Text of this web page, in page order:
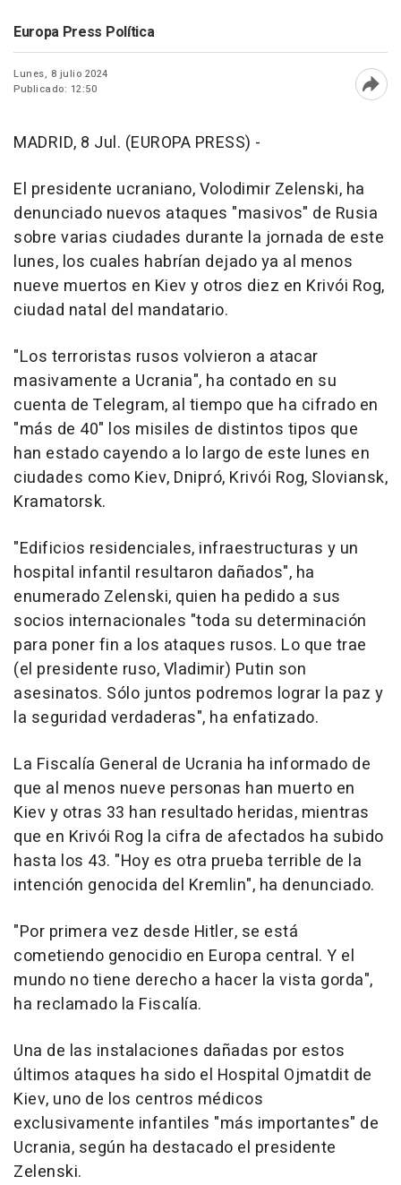
Europa Press Política
Lunes, 8 julio 2024
Publicado: 12:50
MADRID, 8 Jul. (EUROPA PRESS) -
El presidente ucraniano, Volodimir Zelenski, ha
denunciado nuevos ataques "masivos" de Rusia
sobre varias ciudades durante la jornada de este
lunes, los cuales habrían dejado ya al menos
nueve muertos en Kiev y otros diez en Krivói Rog,
ciudad natal del mandatario.
"Los terroristas rusos volvieron a atacar
masivamente a Ucrania", ha contado en su
cuenta de Telegram, al tiempo que ha cifrado en
"más de 40" los misiles de distintos tipos que
han estado cayendo a lo largo de este lunes en
ciudades como Kiev, Dnipró, Krivói Rog, Sloviansk,
Kramatorsk.
"Edificios residenciales, infraestructuras y un
hospital infantil resultaron dañados", ha
enumerado Zelenski, quien ha pedido a sus
socios internacionales "toda su determinación
para poner fin a los ataques rusos. Lo que trae
(el presidente ruso, Vladimir) Putin son
asesinatos. Sólo juntos podremos lograr la paz y
la seguridad verdaderas", ha enfatizado.
La Fiscalía General de Ucrania ha informado de
que al menos nueve personas han muerto en
Kiev y otras 33 han resultado heridas, mientras
que en Krivói Rog la cifra de afectados ha subido
hasta los 43. "Hoy es otra prueba terrible de la
intención genocida del Kremlin", ha denunciado.
"Por primera vez desde Hitler, se está
cometiendo genocidio en Europa central. Y el
mundo no tiene derecho a hacer la vista gorda",
ha reclamado la Fiscalía.
Una de las instalaciones dañadas por estos
últimos ataques ha sido el Hospital Ojmatdit de
Kiev, uno de los centros médicos
exclusivamente infantiles "más importantes" de
Ucrania, según ha destacado el presidente
Zelenski.